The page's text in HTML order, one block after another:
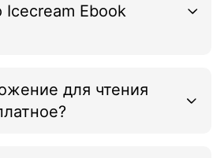
Ebook
для чтения